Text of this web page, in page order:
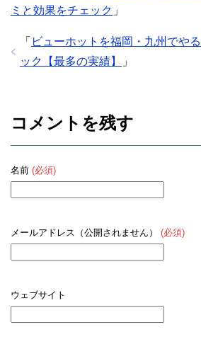
ミと効果をチェック 」
「 ビューホットを福岡・九州でや
ック【最多の実績】
」
コメントを残す
名前 (必須)
メールアドレス（公開されません） (必須)
ウェブサイト